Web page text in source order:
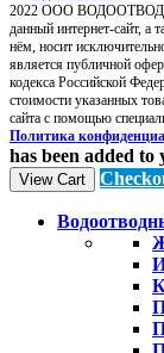
2022 ООО ВОДООТВОД
данный интернет-сайт, а
нём, носит
является публичной
кодекса Российской
стоимости указанных
сайта с помощью
Политика
has been added to
View Cart